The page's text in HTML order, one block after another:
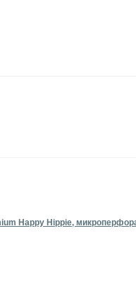
Happy Hippie,